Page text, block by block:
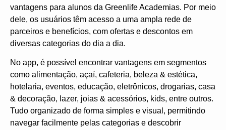
vantagens para alunos da Greenlife Academias. Por meio
dele, os usuários têm acesso a uma ampla rede de
parceiros e benefícios, com ofertas e descontos em
diversas categorias do dia a dia.
No app, é possível encontrar vantagens em segmentos
como alimentação, açaí, cafeteria, beleza & estética,
hotelaria, eventos, educação, eletrônicos, drogarias, casa
& decoração, lazer, joias & acessórios, kids, entre outros.
Tudo organizado de forma simples e visual, permitindo
navegar facilmente pelas categorias e descobrir